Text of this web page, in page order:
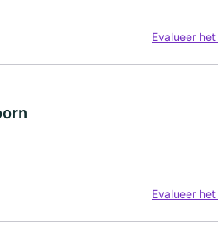
Evalueer
Evalueer